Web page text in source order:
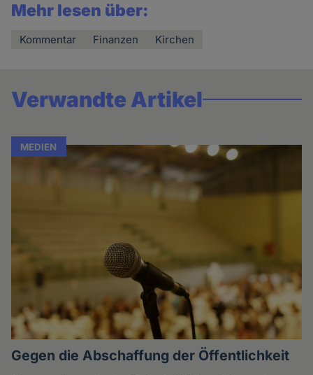
Mehr lesen über:
Kommentar Finanzen Kirchen
Verwandte Artikel
MEDIEN
Gegen die Abschaffung der Öffentlichkeit